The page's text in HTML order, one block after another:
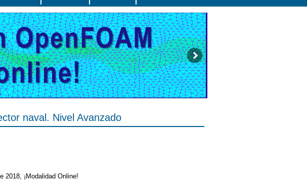
naval. Nivel Avanzado
2018, ¡Modalidad Online!